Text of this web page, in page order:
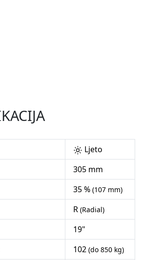
Ljeto
305 mm
35 % (107 mm)
R (Radial)
19"
102 (do 850 kg)